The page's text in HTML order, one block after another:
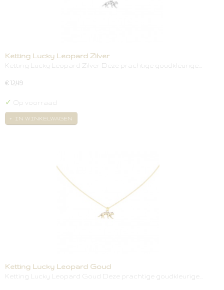
Ketting Lucky Leopard Zilver
Ketting Lucky Leopard Zilver Deze prachtige goudkleurige…
€ 12,49
✓ Op voorraad
IN WINKELWAGEN
Ketting Lucky Leopard Goud
Ketting Lucky Leopard Goud Deze prachtige goudkleurige…